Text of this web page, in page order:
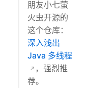
朋友小七萤
火虫开源的
这个仓库：
深入浅出
Java 多线程
，强烈推
荐。